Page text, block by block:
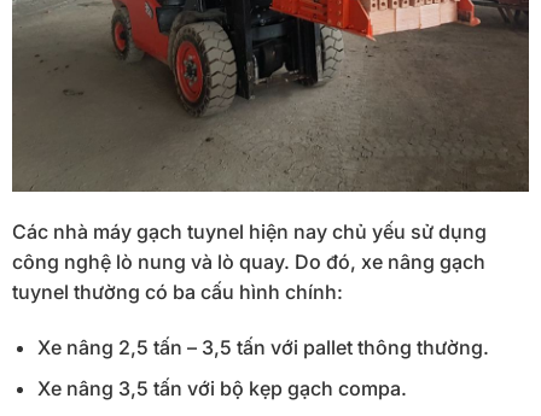
Các nhà máy gạch tuynel hiện nay chủ yếu sử dụng
công nghệ lò nung và lò quay. Do đó, xe nâng gạch
tuynel thường có ba cấu hình chính:
Xe nâng 2,5 tấn – 3,5 tấn với pallet thông thường.
Xe nâng 3,5 tấn với bộ kẹp gạch compa.